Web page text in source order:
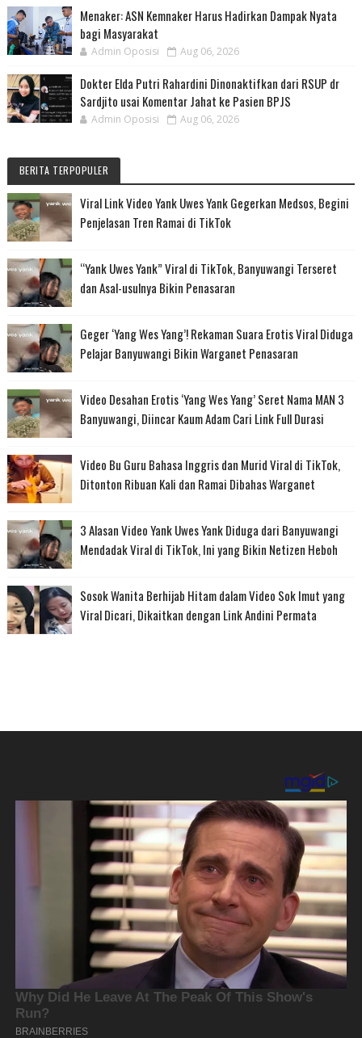
Menaker: ASN Kemnaker Harus Hadirkan Dampak Nyata
bagi Masyarakat
Admin Oposisi Aug 06, 2026
Dokter Elda Putri Rahardini Dinonaktifkan dari RSUP dr
Sardjito usai Komentar Jahat ke Pasien BPJS
Admin Oposisi Aug 06, 2026
BERITA TERPOPULER
Viral Link Video Yank Uwes Yank Gegerkan Medsos, Begini
Penjelasan Tren Ramai di TikTok
“Yank Uwes Yank” Viral di TikTok, Banyuwangi Terseret
dan Asal-usulnya Bikin Penasaran
Geger ‘Yang Wes Yang’! Rekaman Suara Erotis Viral Diduga
Pelajar Banyuwangi Bikin Warganet Penasaran
Video Desahan Erotis ‘Yang Wes Yang’ Seret Nama MAN 3
Banyuwangi, Diincar Kaum Adam Cari Link Full Durasi
Video Bu Guru Bahasa Inggris dan Murid Viral di TikTok,
Ditonton Ribuan Kali dan Ramai Dibahas Warganet
3 Alasan Video Yank Uwes Yank Diduga dari Banyuwangi
Mendadak Viral di TikTok, Ini yang Bikin Netizen Heboh
Sosok Wanita Berhijab Hitam dalam Video Sok Imut yang
Viral Dicari, Dikaitkan dengan Link Andini Permata